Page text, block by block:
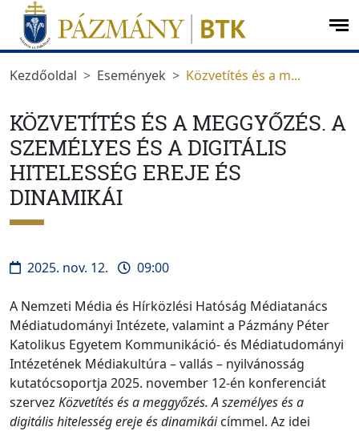
Ugrás a menüre
Ugrás a tartalomra
Kezdőoldal
Események Közvetítés és a m...
KÖZVETÍTÉS ÉS A MEGGYŐZÉS. A
SZEMÉLYES ÉS A DIGITÁLIS
HITELESSÉG EREJE ÉS
DINAMIKÁI
2025. nov. 12. 09:00
A Nemzeti Média és Hírközlési Hatóság Médiatanács
Médiatudományi Intézete, valamint a Pázmány Péter
Katolikus Egyetem Kommunikáció- és Médiatudományi
Intézetének Médiakultúra – vallás – nyilvánosság
kutatócsoportja 2025. november 12-én konferenciát
szervez Közvetítés és a meggyőzés. A személyes és a
digitális hitelesség ereje és dinamikáicímmel. Az idei